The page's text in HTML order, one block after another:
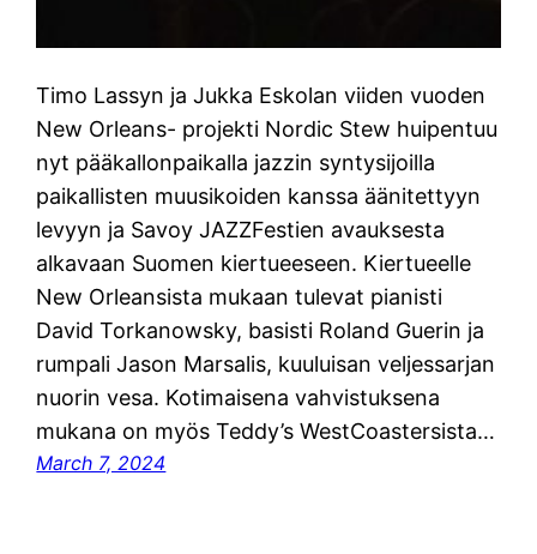
Timo Lassyn ja Jukka Eskolan viiden vuoden
New Orleans- projekti Nordic Stew huipentuu
nyt pääkallonpaikalla jazzin syntysijoilla
paikallisten muusikoiden kanssa äänitettyyn
levyyn ja Savoy JAZZFestien avauksesta
alkavaan Suomen kiertueeseen. Kiertueelle
New Orleansista mukaan tulevat pianisti
David Torkanowsky, basisti Roland Guerin ja
rumpali Jason Marsalis, kuuluisan veljessarjan
nuorin vesa. Kotimaisena vahvistuksena
mukana on myös Teddy’s WestCoastersista…
March 7, 2024